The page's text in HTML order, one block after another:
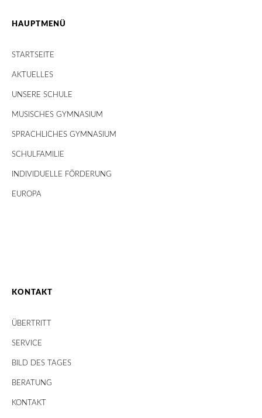
HAUPTMENÜ
STARTSEITE
AKTUELLES
UNSERE SCHULE
MUSISCHES GYMNASIUM
SPRACHLICHES GYMNASIUM
SCHULFAMILIE
INDIVIDUELLE FÖRDERUNG
EUROPA
KONTAKT
ÜBERTRITT
SERVICE
BILD DES TAGES
BERATUNG
KONTAKT